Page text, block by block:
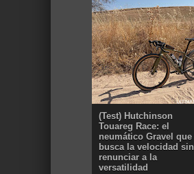
(Test) Hutchinson
Touareg Race: el
neumático Gravel que
busca la velocidad sin
renunciar a la
versatilidad